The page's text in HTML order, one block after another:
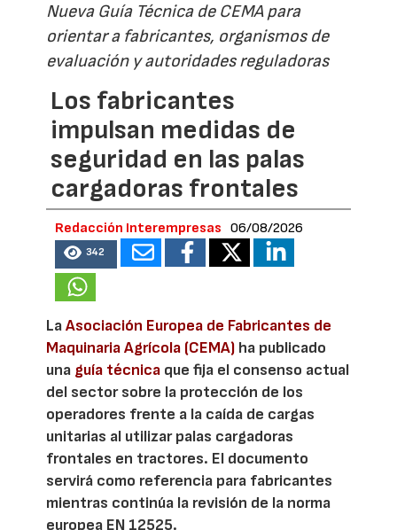
Nueva Guía Técnica de CEMA para
orientar a fabricantes, organismos de
evaluación y autoridades reguladoras
Los fabricantes
impulsan medidas de
seguridad en las palas
cargadoras frontales
Redacción Interempresas 06/08/2026
342
LaAsociación Europea de Fabricantes de
Maquinaria Agrícola (CEMA) ha publicado
una guía técnica que fija el consenso actual
del sector sobre la protección de los
operadores frente a la caída de cargas
unitarias al utilizar palas cargadoras
frontales en tractores. El documento
servirá como referencia para fabricantes
mientras continúa la revisión de la norma
europea EN 12525.